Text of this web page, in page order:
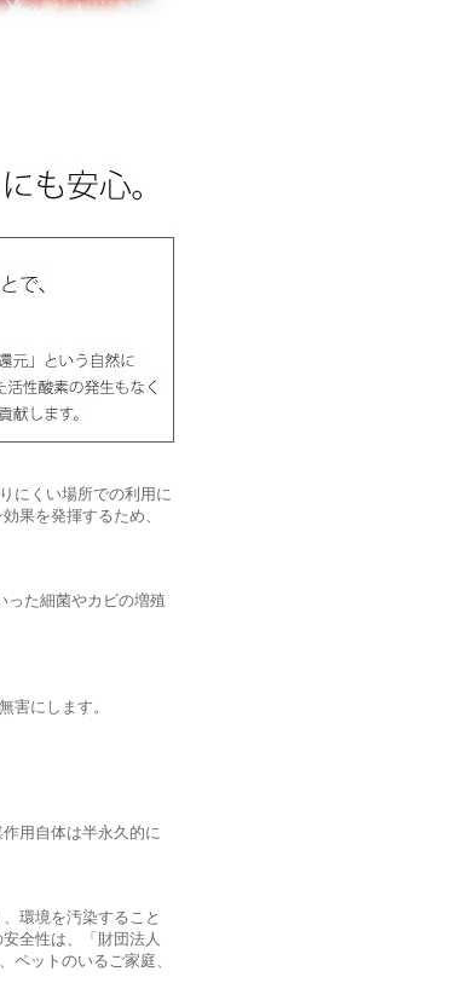
にくい場所での利用に
果を発揮するため、
った細菌やカビの増殖
害にします。
用自体は半永久的に
環境を汚染すること
全性は、「財団法人
ペットのいるご家庭、